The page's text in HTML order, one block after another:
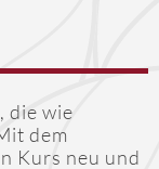
die wie
dem
Kurs neu und